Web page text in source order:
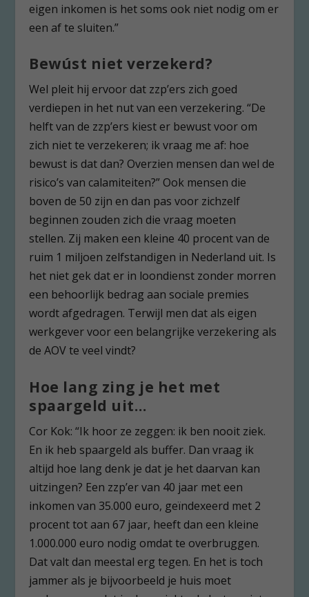
eigen inkomen is het soms ook niet nodig om er
een af te sluiten.”
Bewúst niet verzekerd?
Wel pleit hij ervoor dat zzp’ers zich goed
verdiepen in het nut van een verzekering. “De
helft van de zzp’ers kiest er bewust voor om
zich niet te verzekeren; ik vraag me af: hoe
bewust is dat dan? Overzien mensen dan wel de
risico’s van calamiteiten?” Ook mensen die
boven de 50 zijn en dan pas voor zichzelf
beginnen zouden zich die vraag moeten
stellen. Zij maken een kleine 40 procent van de
ruim 1 miljoen zelfstandigen in Nederland uit. Is
het niet gek dat er in loondienst zonder morren
een behoorlijk bedrag aan sociale premies
wordt afgedragen. Terwijl men dat als eigen
werkgever voor een belangrijke verzekering als
de AOV te veel vindt?
Hoe lang zing je het met
spaargeld uit…
Cor Kok: “Ik hoor ze zeggen: ik ben nooit ziek.
En ik heb spaargeld als buffer. Dan vraag ik
altijd hoe lang denk je dat je het daarvan kan
uitzingen? Een zzp’er van 40 jaar met een
inkomen van 35.000 euro, geïndexeerd met 2
procent tot aan 67 jaar, heeft dan een kleine
1.000.000 euro nodig omdat te overbruggen.
Dat valt dan meestal erg tegen. En het is toch
jammer als je bijvoorbeeld je huis moet